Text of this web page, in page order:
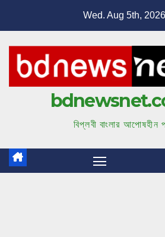
n
Wed. Aug 5th, 2026
বিপ্লবী বাংলার আপোষহীন